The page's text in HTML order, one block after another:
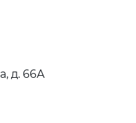
д. 66А